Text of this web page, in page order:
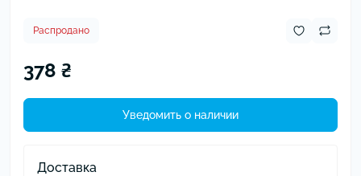
Распродано
378 ₴
Уведомить о наличии
Доставка